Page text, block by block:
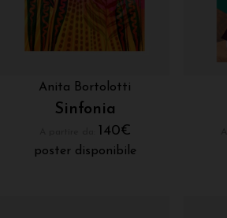
Anita Bortolotti
Sinfonia
140€
poster disponibile